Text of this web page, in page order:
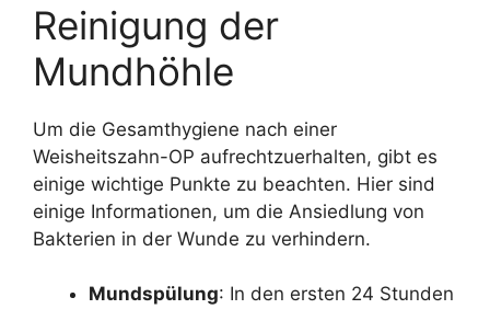
Reinigung der
Mundhöhle
Um die Gesamthygiene nach einer
Weisheitszahn-OP aufrechtzuerhalten, gibt es
einige wichtige Punkte zu beachten. Hier sind
einige Informationen, um die Ansiedlung von
Bakterien in der Wunde zu verhindern.
Mundspülung: In den ersten 24 Stunden